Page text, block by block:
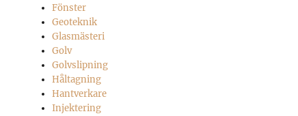
Fönster
Geoteknik
Glasmästeri
Golv
Golvslipning
Håltagning
Hantverkare
Injektering